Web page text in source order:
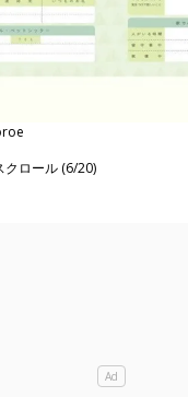
クロール (6/20)